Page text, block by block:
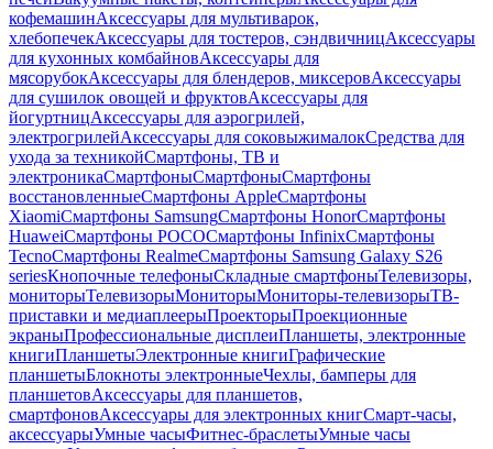
кофемашинАксессуары для мультиварок,
хлебопечекАксессуары для тостеров, сэндвичницАксессуары
для кухонных комбайновАксессуары для
мясорубокАксессуары для блендеров, миксеровАксессуары
для сушилок овощей и фруктовАксессуары для
йогуртницАксессуары для аэрогрилей,
электрогрилейАксессуары для соковыжималокСредства для
ухода за техникойСмартфоны, ТВ и
электроникаСмартфоныСмартфоныСмартфоны
восстановленныеСмартфоны AppleСмартфоны
XiaomiСмартфоны SamsungСмартфоны HonorСмартфоны
HuaweiСмартфоны POCOСмартфоны InfinixСмартфоны
TecnoСмартфоны RealmeСмартфоны Samsung Galaxy S26
seriesКнопочные телефоныСкладные смартфоныТелевизоры,
мониторыТелевизорыМониторыМониторы-телевизорыТВ-
приставки и медиаплеерыПроекторыПроекционные
экраныПрофессиональные дисплеиПланшеты, электронные
книгиПланшетыЭлектронные книгиГрафические
планшетыБлокноты электронныеЧехлы, бамперы для
планшетовАксессуары для планшетов,
смартфоновАксессуары для электронных книгСмарт-часы,
аксессуарыУмные часыФитнес-браслетыУмные часы